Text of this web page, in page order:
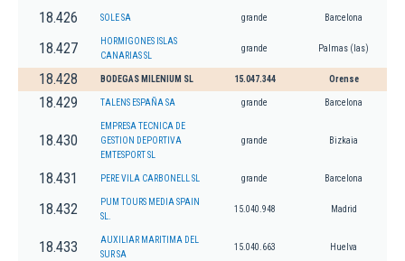
18.426 SOLE SA grande Barcelona
18.427
HORMIGONES ISLAS
CANARIAS SL
grande Palmas (las)
18.428 BODEGAS MILENIUM SL 15.047.344 Orense
18.429 TALENS ESPAÑA SA grande Barcelona
18.430
EMPRESA TECNICA DE
GESTION DEPORTIVA
EMTESPORT SL
grande Bizkaia
18.431 PERE VILA CARBONELL SL grande Barcelona
18.432
PUM TOURS MEDIA SPAIN
SL.
15.040.948 Madrid
18.433
AUXILIAR MARITIMA DEL
SUR SA
15.040.663 Huelva